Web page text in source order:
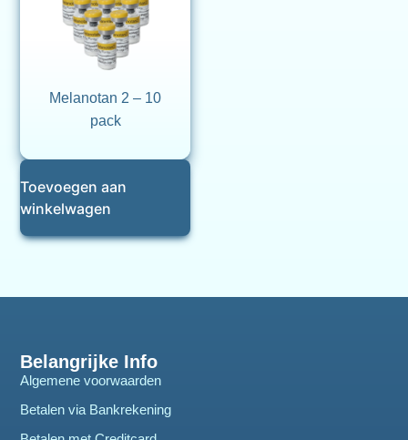
Melanotan 2 – 10
pack
Toevoegen aan
winkelwagen
Belangrijke Info
Algemene voorwaarden
Betalen via Bankrekening